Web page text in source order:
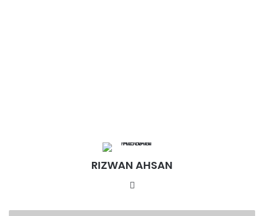
RIZWAN AHSAN